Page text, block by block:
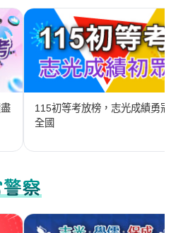
115初等考放榜，志光成績勇冠
全國
察